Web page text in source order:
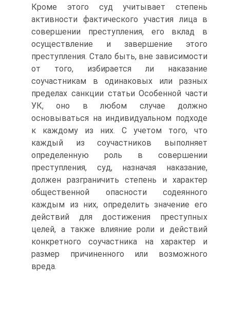
Кроме этого суд учитывает степень
активности фактического участия лица в
совершении преступления, его вклад в
осуществление и завершение этого
преступления. Стало быть, вне зависимости
от того, избирается ли наказание
соучастникам в одинаковых или разных
пределах санкции статьи Особенной части
УК, оно в любом случае должно
основываться на индивидуальном подходе
к каждому из них. С учетом того, что
каждый из соучастников выполняет
определенную роль в совершении
преступления, суд, назначая наказание,
должен разграничить степень и характер
общественной опасности содеянного
каждым из них, определить значение его
действий для достижения преступных
целей, а также влияние роли и действий
конкретного соучастника на характер и
размер причиненного или возможного
вреда.